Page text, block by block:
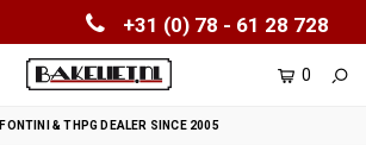
+31 (0) 78 - 61 28 728
0
FONTINI & THPG DEALER SINCE 2005